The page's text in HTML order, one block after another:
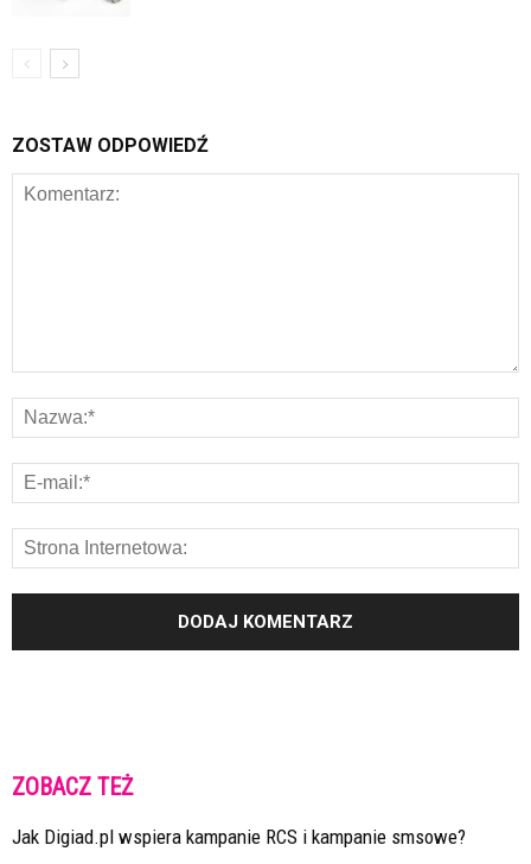
ZOSTAW ODPOWIEDŹ
ZOBACZ TEŻ
Jak Digiad.pl wspiera kampanie RCS i kampanie smsowe?